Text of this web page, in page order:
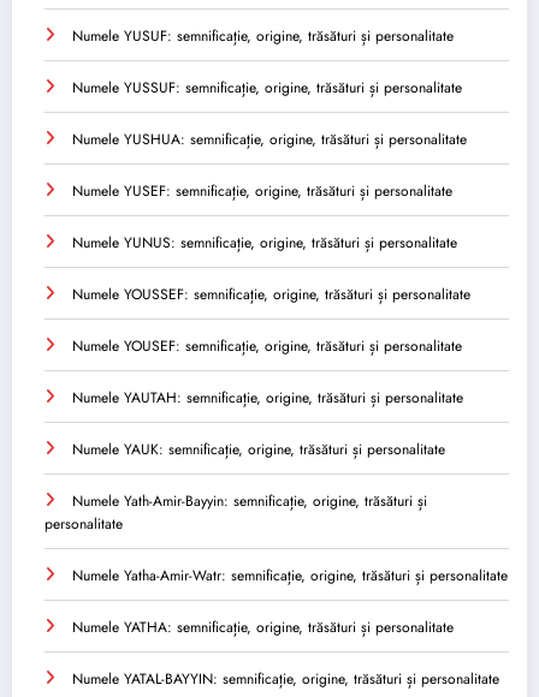
Numele YUSUF: semnificație, origine, trăsături și personalitate
Numele YUSSUF: semnificație, origine, trăsături și personalitate
Numele YUSHUA: semnificație, origine, trăsături și personalitate
Numele YUSEF: semnificație, origine, trăsături și personalitate
Numele YUNUS: semnificație, origine, trăsături și personalitate
Numele YOUSSEF: semnificație, origine, trăsături și personalitate
Numele YOUSEF: semnificație, origine, trăsături și personalitate
Numele YAUTAH: semnificație, origine, trăsături și personalitate
Numele YAUK: semnificație, origine, trăsături și personalitate
Numele Yath-Amir-Bayyin: semnificație, origine, trăsături și
personalitate
Numele Yatha-Amir-Watr: semnificație, origine, trăsături și personalitate
Numele YATHA: semnificație, origine, trăsături și personalitate
Numele YATAL-BAYYIN: semnificație, origine, trăsături și personalitate